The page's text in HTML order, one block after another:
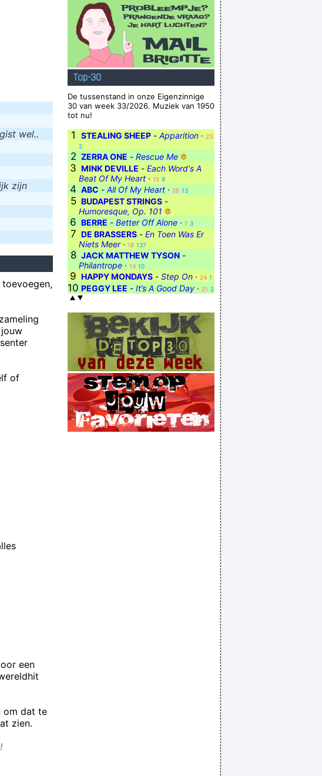
wel..
zijn
of
een
om dat te
zien.
Top-30
De tussenstand in onze Eigenzinnige
30 van week 33/2026. Muziek van 1950
tot nu!
1 STEALING SHEEP - Apparition · 23
2
2 ZERRA ONE - Rescue Me
3 MINK DEVILLE - Each Word‘s A
Beat Of My Heart · 15 9
4 ABC - All Of My Heart · 28 13
5 BUDAPEST STRINGS -
Humoresque, Op. 101
6 BERRE - Better Off Alone · 1 3
7 DE BRASSERS - En Toen Was Er
Niets Meer· 18 137
8 JACK MATTHEW TYSON -
Philantrope · 14 10
9 HAPPY MONDAYS - Step On · 24 1
10 PEGGY LEE - It’s A Good Day · 21 2